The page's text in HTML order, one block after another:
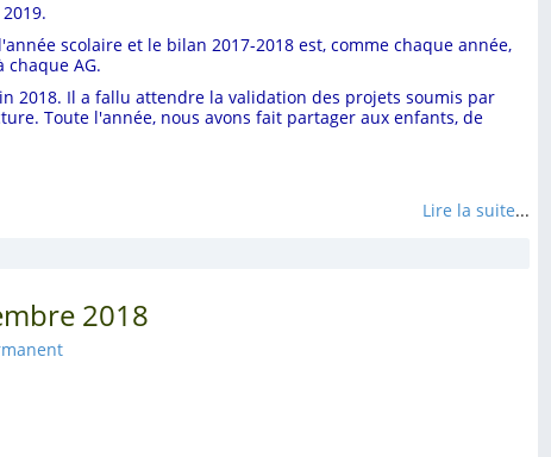
scolaire et le bilan 2017-2018 est, comme chaque année,
AG.
2018. Il a fallu attendre la validation des projets soumis par
Toute l'année, nous avons fait partager aux enfants, de
Lire la suite...
2018